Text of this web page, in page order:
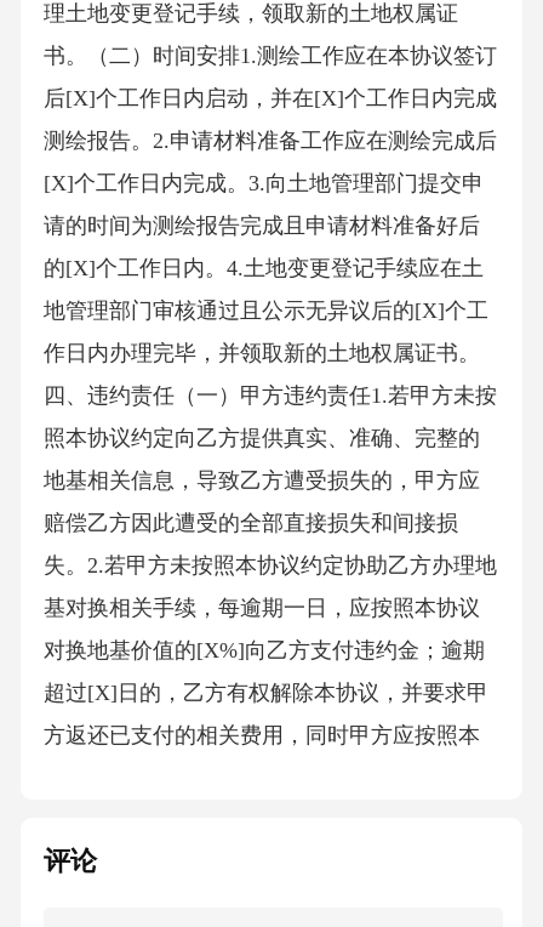
理土地变更登记手续，领取新的土地权属证
书。（二）时间安排1.测绘工作应在本协议签订
后[X]个工作日内启动，并在[X]个工作日内完成
测绘报告。2.申请材料准备工作应在测绘完成后
[X]个工作日内完成。3.向土地管理部门提交申
请的时间为测绘报告完成且申请材料准备好后
的[X]个工作日内。4.土地变更登记手续应在土
地管理部门审核通过且公示无异议后的[X]个工
作日内办理完毕，并领取新的土地权属证书。
四、违约责任（一）甲方违约责任1.若甲方未按
照本协议约定向乙方提供真实、准确、完整的
地基相关信息，导致乙方遭受损失的，甲方应
赔偿乙方因此遭受的全部直接损失和间接损
失。2.若甲方未按照本协议约定协助乙方办理地
基对换相关手续，每逾期一日，应按照本协议
对换地基价值的[X%]向乙方支付违约金；逾期
超过[X]日的，乙方有权解除本协议，并要求甲
方返还已支付的相关费用，同时甲方应按照本
纷或其他影响乙方正常使用的瑕疵，导致乙方
评论